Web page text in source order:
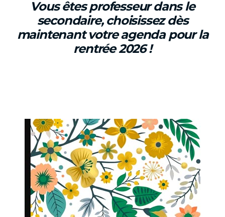
Vous êtes professeur dans le
secondaire, choisissez dès
maintenant votre agenda pour la
rentrée 2026 !